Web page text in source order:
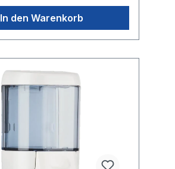
In den Warenkorb